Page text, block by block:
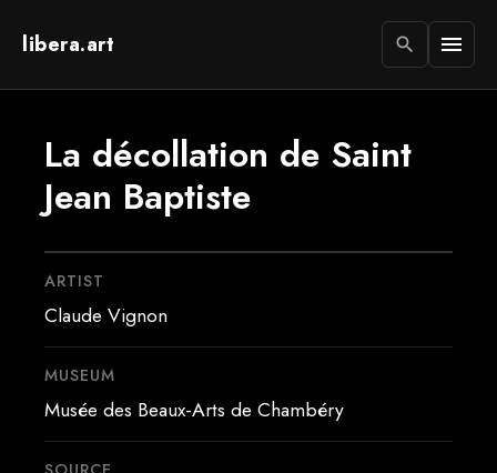
libera.art search menu
La décollation de Saint
Jean Baptiste
ARTIST
Claude Vignon
MUSEUM
Musée des Beaux-Arts de Chambéry